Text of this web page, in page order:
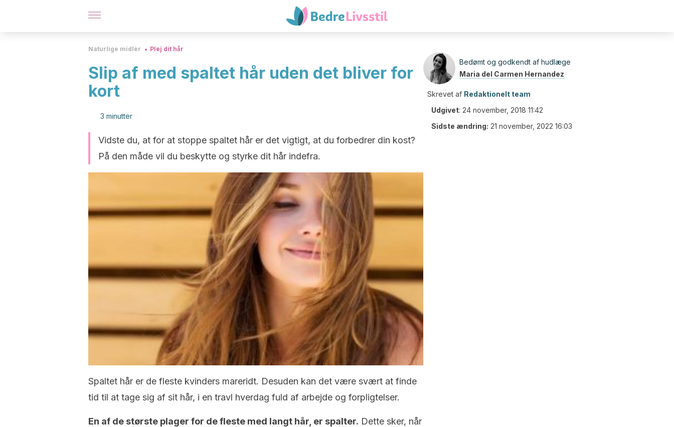
Naturlige midler Plej dit hår
Slip af med spaltet hår uden det bliver for
kort
3 minutter
Vidste du, at for at stoppe spaltet hår er det vigtigt, at du forbedrer din kost?
På den måde vil du beskytte og styrke dit hår indefra.
Spaltet hår er de fleste kvinders mareridt. Desuden kan det være svært at finde
tid til at tage sig af sit hår, i en travl hverdag fuld af arbejde og forpligtelser.
En af de største plager for de fleste med langt hår, er spalter. Dette sker, når
Bedømt og godkendt af hudlæge
Maria del Carmen Hernandez
Skrevet af Redaktionelt team
Udgivet: 24 november, 2018 11:42
Sidste ændring: 21 november, 2022 16:03